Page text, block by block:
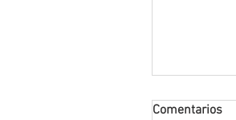
Comentarios